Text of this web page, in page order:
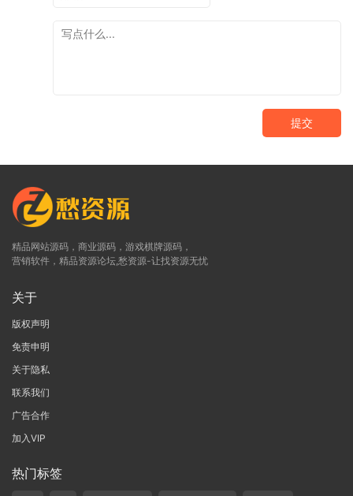
提交
精品网站源码，商业源码，游戏棋牌源码，
营销软件，精品资源论坛,愁资源-让找资源无忧
关于
版权声明
免责申明
关于隐私
联系我们
广告合作
加入VIP
热门标签